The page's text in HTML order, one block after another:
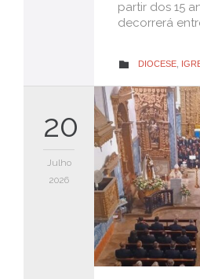
partir dos 15
decorrerá
 CATEGORY
DIOCESE
20
Julho
2026